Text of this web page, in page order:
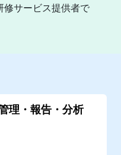
サービス提供者で
理・報告・分析